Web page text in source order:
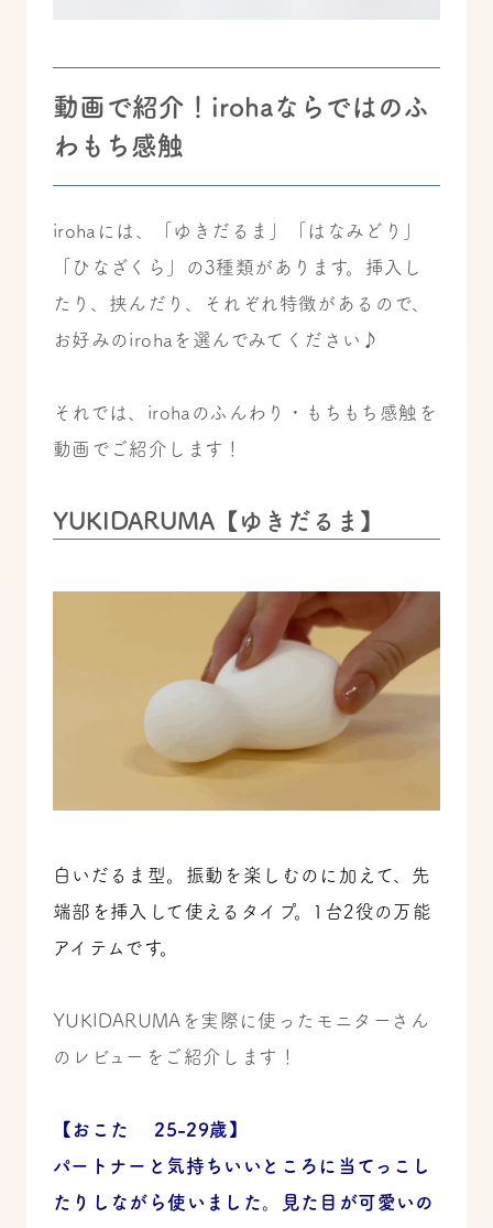
動画で紹介！irohaならではのふ
わもち感触
irohaには、「ゆきだるま」「はなみどり」
「ひなざくら」の3種類があります。挿入し
たり、挟んだり、それぞれ特徴があるので、
お好みのirohaを選んでみてください♪
それでは、irohaのふんわり・もちもち感触を
動画でご紹介します！
YUKIDARUMA【ゆきだるま】
白いだるま型。振動を楽しむのに加えて、先
端部を挿入して使えるタイプ。 1台2役の万能
アイテムです。
YUKIDARUMAを実際に使ったモニターさん
のレビューをご紹介します！
【おこた 25-29歳】
パートナーと気持ちいいところに当てっこし
たりしながら使いました。見た目が可愛いの